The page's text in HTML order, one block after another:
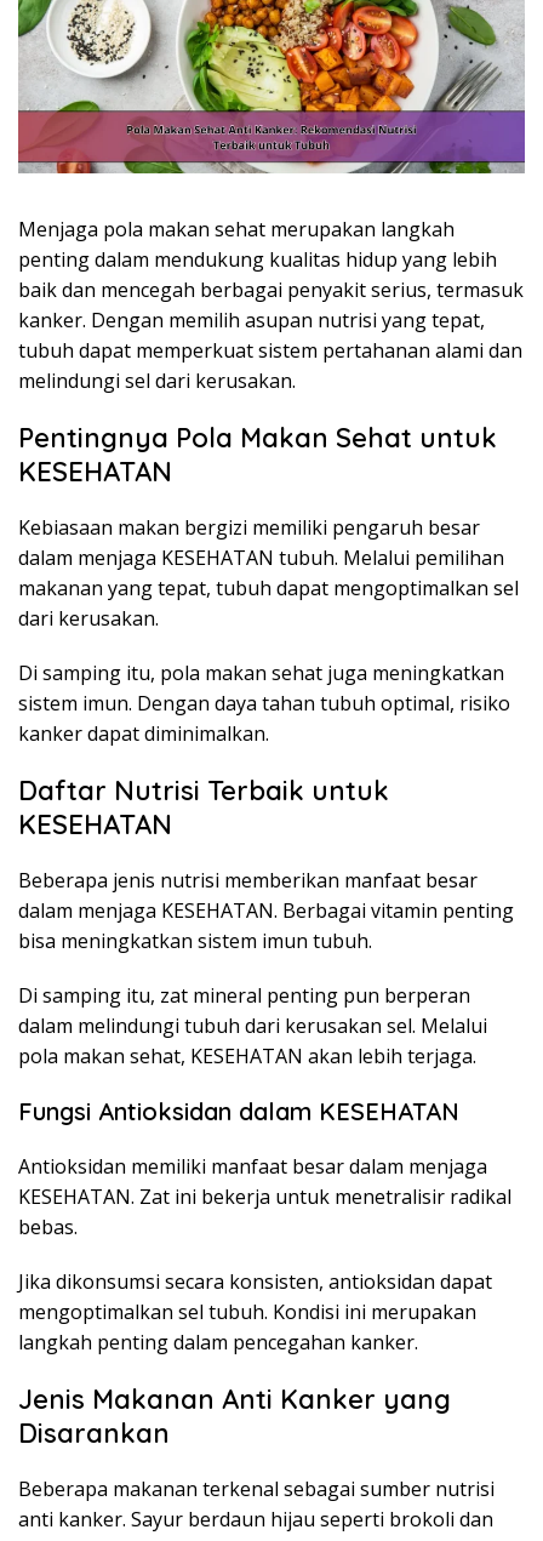
Menjaga pola makan sehat merupakan langkah
penting dalam mendukung kualitas hidup yang lebih
baik dan mencegah berbagai penyakit serius, termasuk
kanker. Dengan memilih asupan nutrisi yang tepat,
tubuh dapat memperkuat sistem pertahanan alami dan
melindungi sel dari kerusakan.
Pentingnya Pola Makan Sehat untuk
KESEHATAN
Kebiasaan makan bergizi memiliki pengaruh besar
dalam menjaga KESEHATAN tubuh. Melalui pemilihan
makanan yang tepat, tubuh dapat mengoptimalkan sel
dari kerusakan.
Di samping itu, pola makan sehat juga meningkatkan
sistem imun. Dengan daya tahan tubuh optimal, risiko
kanker dapat diminimalkan.
Daftar Nutrisi Terbaik untuk
KESEHATAN
Beberapa jenis nutrisi memberikan manfaat besar
dalam menjaga KESEHATAN. Berbagai vitamin penting
bisa meningkatkan sistem imun tubuh.
Di samping itu, zat mineral penting pun berperan
dalam melindungi tubuh dari kerusakan sel. Melalui
pola makan sehat, KESEHATAN akan lebih terjaga.
Fungsi Antioksidan dalam KESEHATAN
Antioksidan memiliki manfaat besar dalam menjaga
KESEHATAN. Zat ini bekerja untuk menetralisir radikal
bebas.
Jika dikonsumsi secara konsisten, antioksidan dapat
mengoptimalkan sel tubuh. Kondisi ini merupakan
langkah penting dalam pencegahan kanker.
Jenis Makanan Anti Kanker yang
Disarankan
Beberapa makanan terkenal sebagai sumber nutrisi
anti kanker. Sayur berdaun hijau seperti brokoli dan